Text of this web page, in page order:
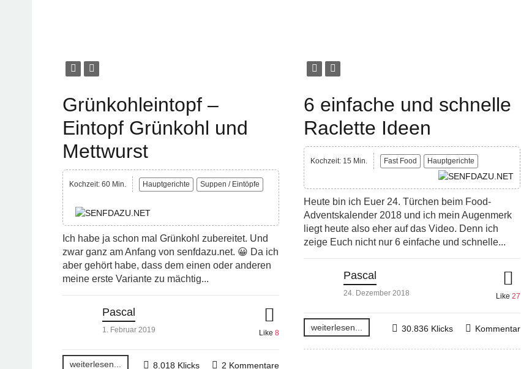
Grünkohleintopf –
Eintopf Grünkohl und
Mettwurst
Kochzeit: 60 Min. Hauptgerichte Suppen / Eintöpfe
Ich habe ja schon mal Grünkohl zubereitet. Und
zwar ganz am Anfang von senfdazu.net. 😀 Da ich
aber gehört habe, dass dem einen oder anderen
meine erste Variante zu mächtig...
Pascal
1. Februar 2019 Like 8
weiterlesen... 2 Kommentare
8.018 Klicks
6 einfache und schnelle
Raclette Ideen
Kochzeit: 15 Min. Fast Food Hauptgerichte
Heute bin ich Euer 24. Türchen beim Food-
Adventskalender 2018 und ich mein Augenmerk
liegt heute also eher auf das Video. Denn ich
zeige Euch nicht nur 6 einfache und schnelle...
Pascal
24. Dezember 2018 Like 27
weiterlesen... Kommentar
30.836 Klicks